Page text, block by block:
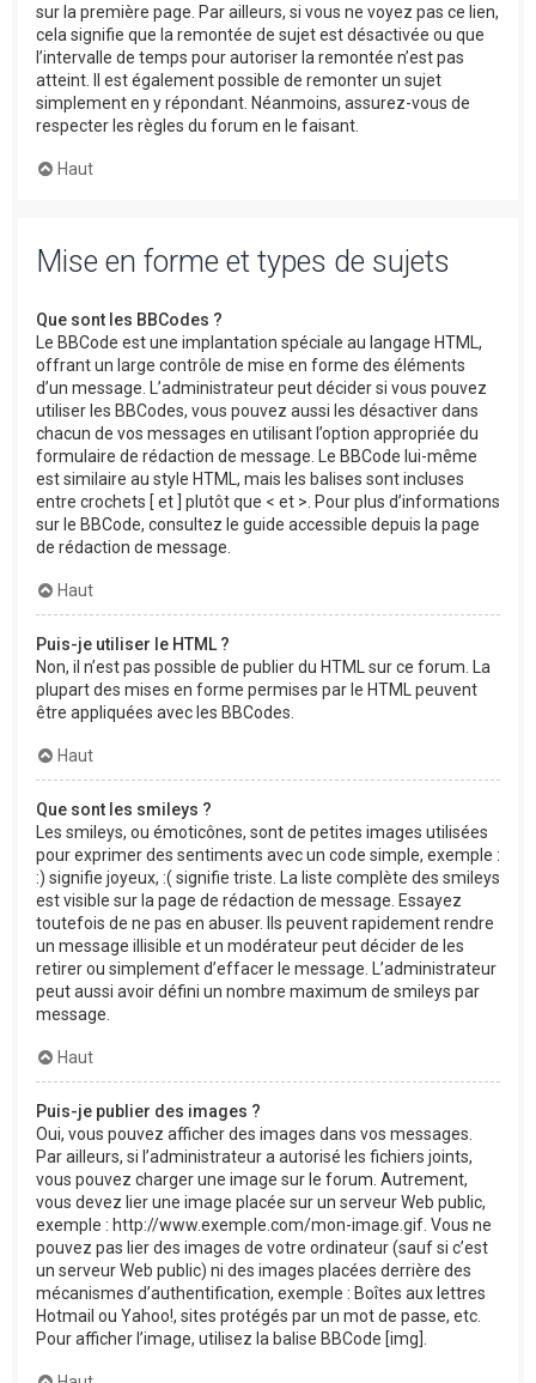
sur la première page. Par ailleurs, si vous ne voyez pas ce lien,
cela signifie que la remontée de sujet est désactivée ou que
l’intervalle de temps pour autoriser la remontée n’est pas
atteint. Il est également possible de remonter un sujet
simplement en y répondant. Néanmoins, assurez-vous de
respecter les règles du forum en le faisant.
Haut
Mise en forme et types de sujets
Que sont les BBCodes ?
Le BBCode est une implantation spéciale au langage HTML,
offrant un large contrôle de mise en forme des éléments
d’un message. L’administrateur peut décider si vous pouvez
utiliser les BBCodes, vous pouvez aussi les désactiver dans
chacun de vos messages en utilisant l’option appropriée du
formulaire de rédaction de message. Le BBCode lui-même
est similaire au style HTML, mais les balises sont incluses
entre crochets [ et ] plutôt que < et >. Pour plus d’informations
sur le BBCode, consultez le guide accessible depuis la page
de rédaction de message.
Haut
Puis-je utiliser le HTML ?
Non, il n’est pas possible de publier du HTML sur ce forum. La
plupart des mises en forme permises par le HTML peuvent
être appliquées avec les BBCodes.
Haut
Que sont les smileys ?
Les smileys, ou émoticônes, sont de petites images utilisées
pour exprimer des sentiments avec un code simple, exemple :
:) signifie joyeux, :( signifie triste. La liste complète des smileys
est visible sur la page de rédaction de message. Essayez
toutefois de ne pas en abuser. Ils peuvent rapidement rendre
un message illisible et un modérateur peut décider de les
retirer ou simplement d’effacer le message. L’administrateur
peut aussi avoir défini un nombre maximum de smileys par
message.
Haut
Puis-je publier des images ?
Oui, vous pouvez afficher des images dans vos messages.
Par ailleurs, si l’administrateur a autorisé les fichiers joints,
vous pouvez charger une image sur le forum. Autrement,
vous devez lier une image placée sur un serveur Web public,
exemple : http://www.exemple.com/mon-image.gif. Vous ne
pouvez pas lier des images de votre ordinateur (sauf si c’est
un serveur Web public) ni des images placées derrière des
mécanismes d’authentification, exemple : Boîtes aux lettres
Hotmail ou Yahoo!, sites protégés par un mot de passe, etc.
Pour afficher l’image, utilisez la balise BBCode [img].